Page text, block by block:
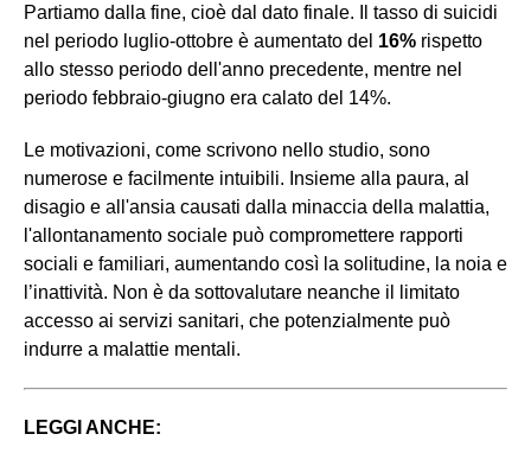
Partiamo dalla fine, cioè dal dato finale. Il tasso di suicidi
nel periodo luglio-ottobre è aumentato del 16% rispetto
allo stesso periodo dell'anno precedente, mentre nel
periodo febbraio-giugno era calato del 14%.
Le motivazioni, come scrivono nello studio, sono
numerose e facilmente intuibili. Insieme alla paura, al
disagio e all'ansia causati dalla minaccia della malattia,
l'allontanamento sociale può compromettere rapporti
sociali e familiari, aumentando così la solitudine, la noia e
l’inattività. Non è da sottovalutare neanche il limitato
accesso ai servizi sanitari, che potenzialmente può
indurre a malattie mentali.
LEGGI ANCHE: